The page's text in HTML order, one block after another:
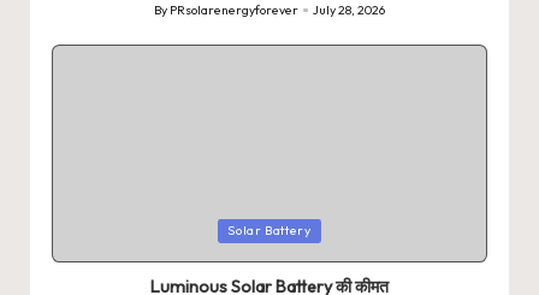
Posted
By PRsolarenergyforever July 28, 2026
Solar Battery
Luminous Solar Battery की कीमत